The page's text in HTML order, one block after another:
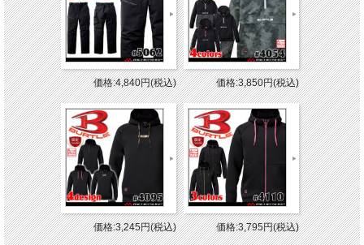
価格:4,840円(税込) 価格:3,850円(税込)
価格:3,245円(税込) 価格:3,795円(税込)